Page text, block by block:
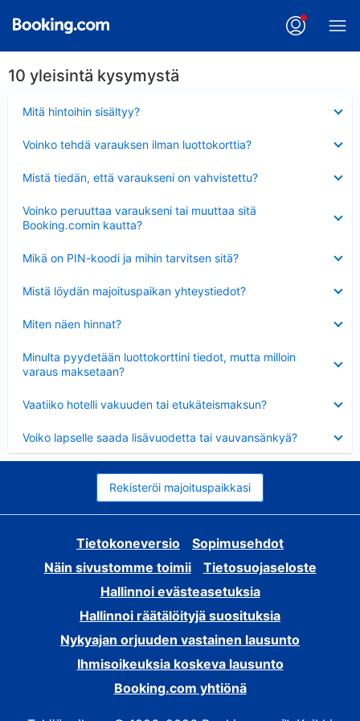
10 yleisintä kysymystä
Mitä hintoihin sisältyy?
Voinko tehdä varauksen ilman luottokorttia?
Mistä tiedän, että varaukseni on vahvistettu?
Voinko peruuttaa varaukseni tai muuttaa sitä
Booking.comin kautta?
Mikä on PIN-koodi ja mihin tarvitsen sitä?
Mistä löydän majoituspaikan yhteystiedot?
Miten näen hinnat?
Minulta pyydetään luottokorttini tiedot, mutta milloin
varaus maksetaan?
Vaatiiko hotelli vakuuden tai etukäteismaksun?
Voiko lapselle saada lisävuodetta tai vauvansänkyä?
Rekisteröi majoituspaikkasi
Tietokoneversio
Sopimusehdot
Näin sivustomme toimii
Tietosuojaseloste
Hallinnoi evästeasetuksia
Hallinnoi räätälöityjä suosituksia
Nykyajan orjuuden vastainen lausunto
Ihmisoikeuksia koskeva lausunto
Booking.com yhtiönä